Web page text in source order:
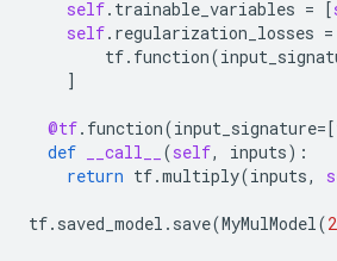
self. trainable_variables = [
self. regularization_losses =
tf. function(
]
@tf. function(input_signature=[
def
__call__ (self, inputs):
return tf.multiply(inputs,
tf. saved_model . save(MyMulModel(